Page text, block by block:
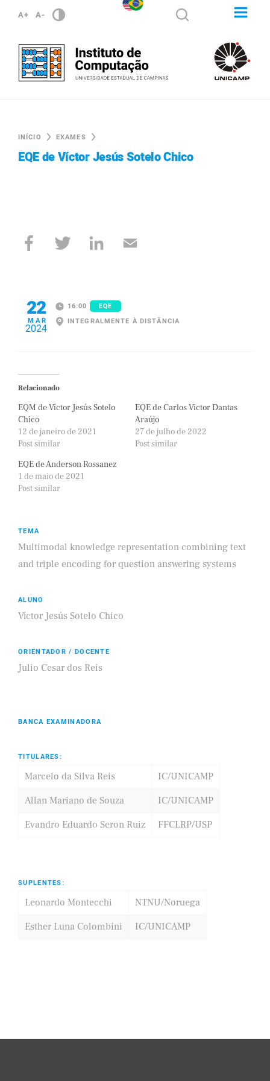
A+ A-
INÍCIO EXAMES
EQE de Víctor Jesús Sotelo Chico
22
MAR
2024
16:00 EQE
INTEGRALMENTE À DISTÂNCIA
Relacionado
EQM de Víctor Jesús Sotelo
Chico
12 de janeiro de 2021
Post similar
EQE de Carlos Victor Dantas
Araújo
27 de julho de 2022
Post similar
EQE de Anderson Rossanez
1 de maio de 2021
Post similar
TEMA
Multimodal knowledge representation combining text
and triple encoding for question answering systems
ALUNO
Víctor Jesús Sotelo Chico
ORIENTADOR / DOCENTE
Julio Cesar dos Reis
BANCA EXAMINADORA
TITULARES:
Marcelo da Silva Reis
IC/UNICAMP
Allan Mariano de Souza
IC/UNICAMP
Evandro Eduardo Seron Ruiz
FFCLRP/USP
SUPLENTES:
Leonardo Montecchi
NTNU/Noruega
Esther Luna Colombini
IC/UNICAMP